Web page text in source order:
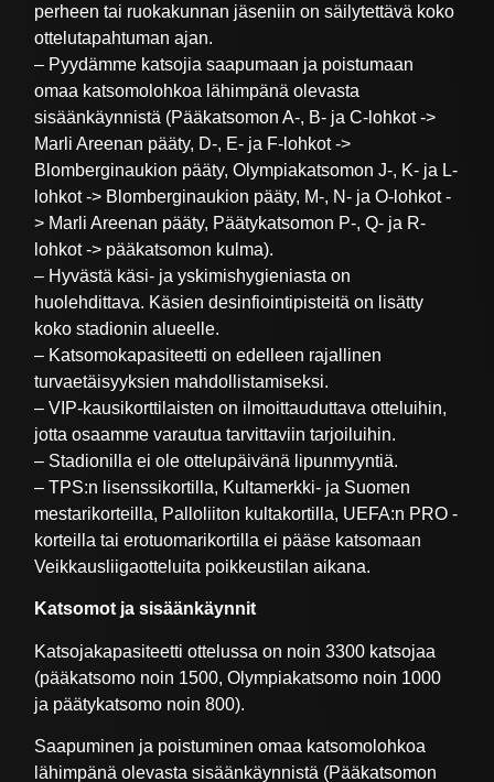
perheen tai ruokakunnan jäseniin on säilytettävä koko
ottelutapahtuman ajan.
– Pyydämme katsojia saapumaan ja poistumaan
omaa katsomolohkoa lähimpänä olevasta
sisäänkäynnistä (Pääkatsomon A-, B- ja C-lohkot ->
Marli Areenan pääty, D-, E- ja F-lohkot ->
Blomberginaukion pääty, Olympiakatsomon J-, K- ja L-
lohkot -> Blomberginaukion pääty, M-, N- ja O-lohkot -
> Marli Areenan pääty, Päätykatsomon P-, Q- ja R-
lohkot -> pääkatsomon kulma).
– Hyvästä käsi- ja yskimishygieniasta on
huolehdittava. Käsien desinfiointipisteitä on lisätty
koko stadionin alueelle.
– Katsomokapasiteetti on edelleen rajallinen
turvaetäisyyksien mahdollistamiseksi.
– VIP-kausikorttilaisten on ilmoittauduttava otteluihin,
jotta osaamme varautua tarvittaviin tarjoiluihin.
– Stadionilla ei ole ottelupäivänä lipunmyyntiä.
– TPS:n lisenssikortilla, Kultamerkki- ja Suomen
mestarikorteilla, Palloliiton kultakortilla, UEFA:n PRO -
korteilla tai erotuomarikortilla ei pääse katsomaan
Veikkausliigaotteluita poikkeustilan aikana.
Katsomot ja sisäänkäynnit
Katsojakapasiteetti ottelussa on noin 3300 katsojaa
(pääkatsomo noin 1500, Olympiakatsomo noin 1000
ja päätykatsomo noin 800).
Saapuminen ja poistuminen omaa katsomolohkoa
lähimpänä olevasta sisäänkäynnistä (Pääkatsomon